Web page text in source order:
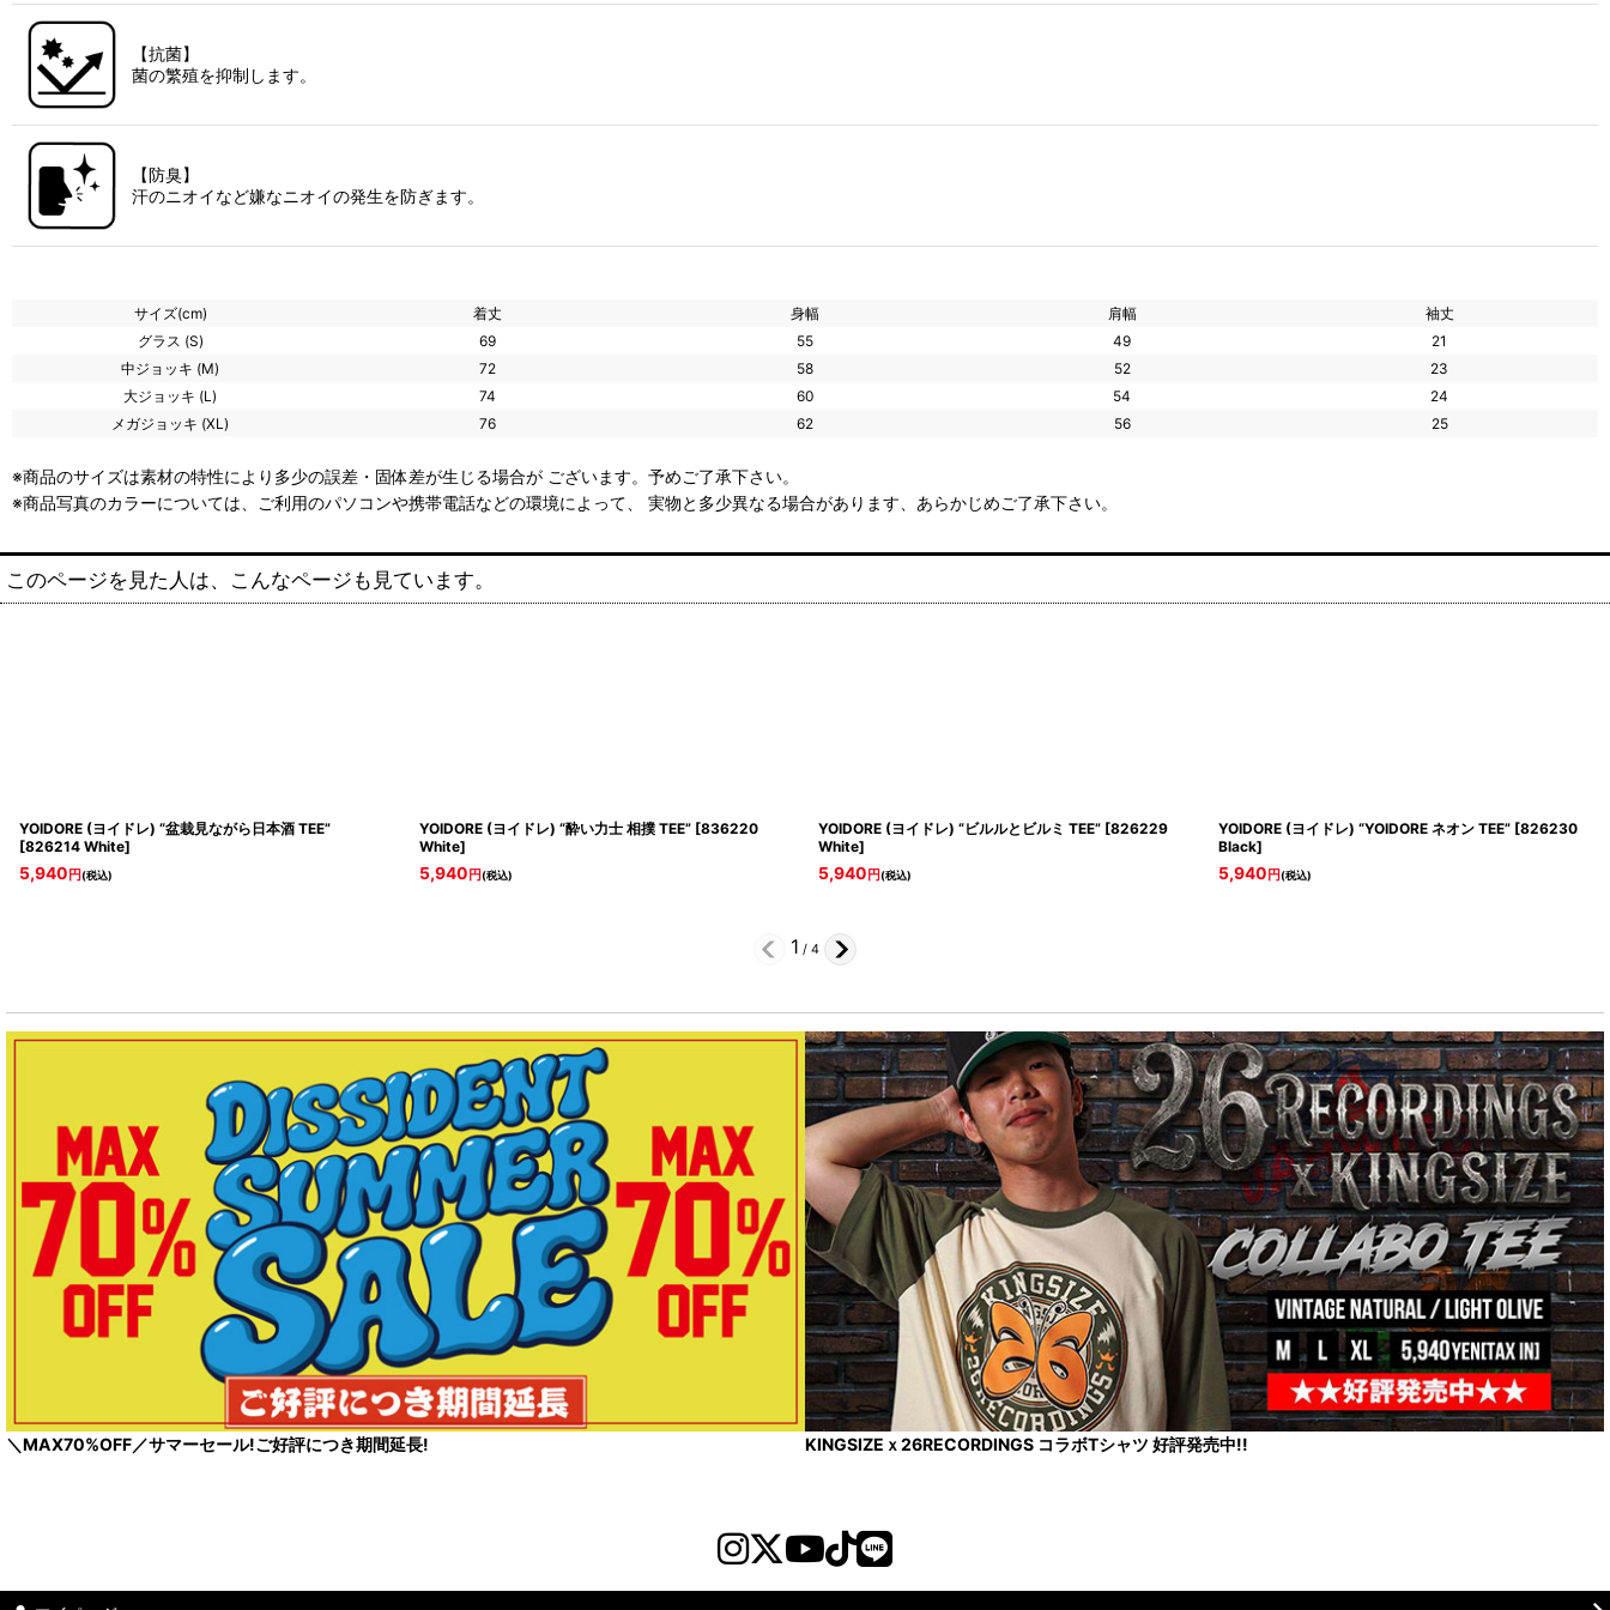
【抗菌】
菌の繁殖を抑制します。
【防臭】
汗のニオイなど嫌なニオイの発生を防ぎます。
サイズ(cm) 着丈 身幅 肩幅
袖丈
グラス (S)
69 55 49
21
中ジョッキ (M)
72 58 52
23
大ジョッキ (L)
74 60 54
24
メガジョッキ (XL)
76 62 56 25
※商品のサイズは素材の特性により多少の誤差・固体差が生じる場合が ございます。予めご了承下さい。
※商品写真のカラーについては、ご利用のパソコンや携帯電話などの環境によって、 実物と多少異なる場合があります、あらかじめご了承下さい。
このページを見た人は、こんなページも見ています。
YOIDORE (ヨイドレ) “盆栽見ながら日本酒 TEE”
[826214 White]
5,940 円(税込)
YOIDORE (ヨイドレ) “酔い力士 相撲 TEE” [836220
White]
5,940 円(税込)
YOIDORE (ヨイドレ) “ビルルとビルミ TEE” [826229
White]
5,940 円(税込)
YOIDORE (ヨイドレ) “YOIDORE ネオン TEE” [826230
Black]
5,940 円(税込)
1 / 4
＼MAX70%OFF／サマーセール!ご好評につき期間延長! KINGSIZEｘ26RECORDINGS コラボTシャツ 好評発売中!!